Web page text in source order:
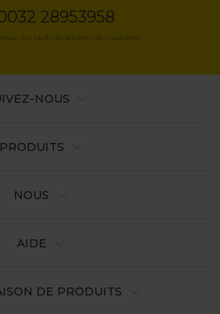
28953958
- les tarifs dépendent de l’opérateur
PRODUITS
NOUS
AIDE
DE PRODUITS
NOUS